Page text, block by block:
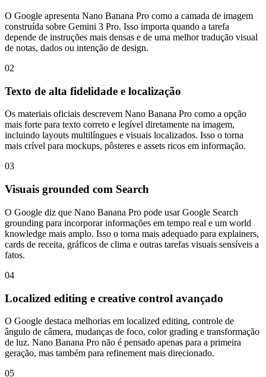
O Google apresenta Nano Banana Pro como a camada de imagem
construída sobre Gemini 3 Pro. Isso importa quando a tarefa
depende de instruções mais densas e de uma melhor tradução visual
de notas, dados ou intenção de design.
02
Texto de alta fidelidade e localização
Os materiais oficiais descrevem Nano Banana Pro como a opção
mais forte para texto correto e legível diretamente na imagem,
incluindo layouts multilíngues e visuais localizados. Isso o torna
mais crível para mockups, pôsteres e assets ricos em informação.
03
Visuais grounded com Search
O Google diz que Nano Banana Pro pode usar Google Search
grounding para incorporar informações em tempo real e um world
knowledge mais amplo. Isso o torna mais adequado para explainers,
cards de receita, gráficos de clima e outras tarefas visuais sensíveis a
fatos.
04
Localized editing e creative control avançado
O Google destaca melhorias em localized editing, controle de
ângulo de câmera, mudanças de foco, color grading e transformação
de luz. Nano Banana Pro não é pensado apenas para a primeira
geração, mas também para refinement mais direcionado.
05